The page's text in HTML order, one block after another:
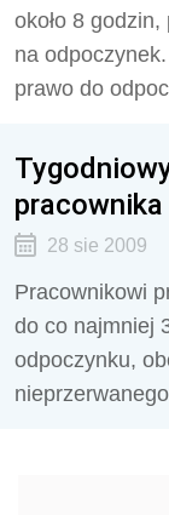
około 8
na
prawo do
28 sie 2009
Pracownikowi
do co najmniej
odpoczynku,